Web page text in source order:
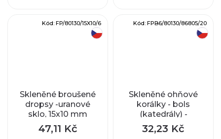
Skleněné broušené
dropsy -uranové
sklo, 15x10 mm
47,11 Kč
Kód: FP/80130/15X10/6
Skleněné ohňové
korálky - bols
(katedrály) -
uranové sklo s
hnědým okrajem, 6
32,23 Kč
Kód: FPB6/80130/86805/20